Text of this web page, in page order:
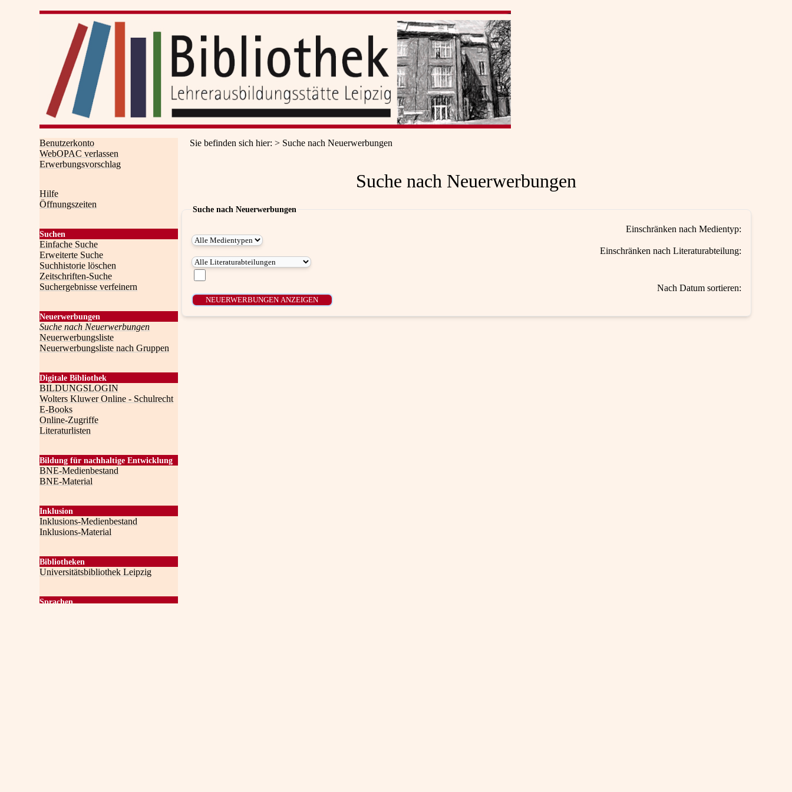
Benutzerkonto
WebOPAC verlassen
Erwerbungsvorschlag
Hilfe
Öffnungszeiten
Suchen
Einfache Suche
Erweiterte Suche
Suchhistorie löschen
Zeitschriften-Suche
Suchergebnisse verfeinern
Neuerwerbungen
Suche nach Neuerwerbungen
Neuerwerbungsliste
Neuerwerbungsliste nach Gruppen
Digitale Bibliothek
BILDUNGSLOGIN
Wolters Kluwer Online - Schulrecht
E-Books
Online-Zugriffe
Literaturlisten
Bildung für nachhaltige Entwicklung
BNE-Medienbestand
BNE-Material
Inklusion
Inklusions-Medienbestand
Inklusions-Material
Bibliotheken
Universitätsbibliothek Leipzig
Sprachen
Sie befinden sich hier: Suche nach Neuerwerbungen
Suche nach Neuerwerbungen
Suche nach Neuerwerbungen
Einschränken nach Medientyp:
Einschränken nach Literaturabteilung:
Nach Datum sortieren: